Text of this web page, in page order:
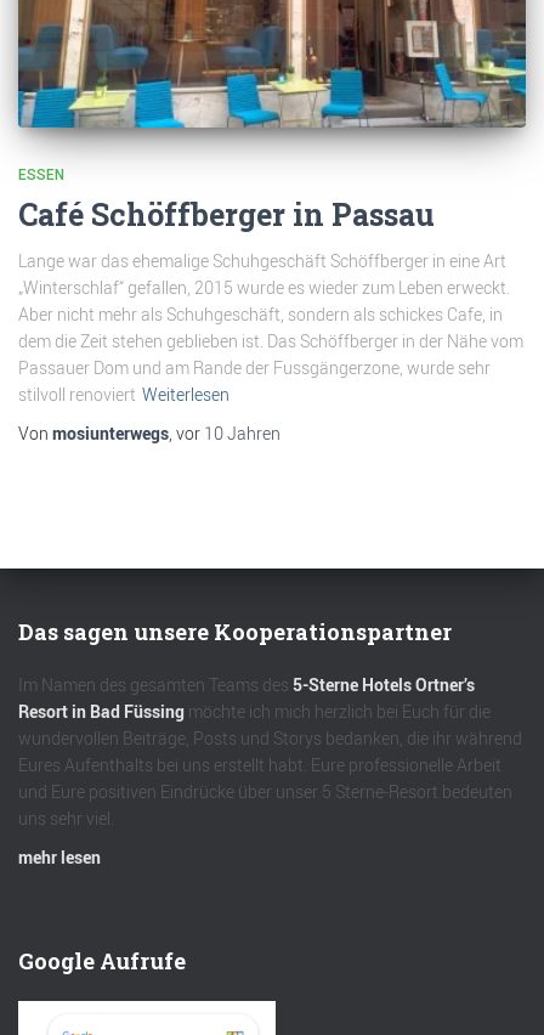
ESSEN
Café Schöffberger in Passau
Lange war das ehemalige Schuhgeschäft Schöffberger in eine Art
„Winterschlaf“ gefallen, 2015 wurde es wieder zum Leben erweckt.
Aber nicht mehr als Schuhgeschäft, sondern als schickes Cafe, in
dem die Zeit stehen geblieben ist. Das Schöffberger in der Nähe vom
Passauer Dom und am Rande der Fussgängerzone, wurde sehr
stilvoll renoviert Weiterlesen
Von mosiunterwegs, vor 10 Jahren
Das sagen unsere Kooperationspartner
Im Namen des gesamten Teams des 5-Sterne Hotels Ortner’s
Resort in Bad Füssing möchte ich mich herzlich bei Euch für die
wundervollen Beiträge, Posts und Storys bedanken, die ihr während
Eures Aufenthalts bei uns erstellt habt. Eure professionelle Arbeit
und Eure positiven Eindrücke über unser 5 Sterne-Resort bedeuten
uns sehr viel.
mehr lesen
Google Aufrufe